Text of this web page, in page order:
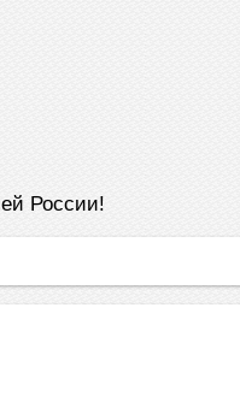
России!